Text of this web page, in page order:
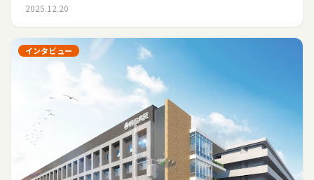
2025.12.20
インタビュー